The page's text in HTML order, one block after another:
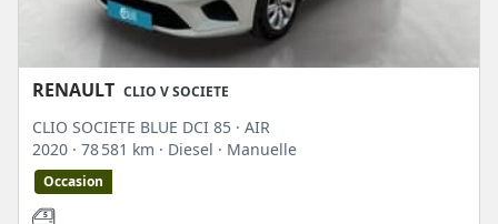
RENAULT CLIO V SOCIETE
CLIO SOCIETE BLUE DCI 85 · AIR
2020 · 78 581 km · Diesel · Manuelle
Occasion